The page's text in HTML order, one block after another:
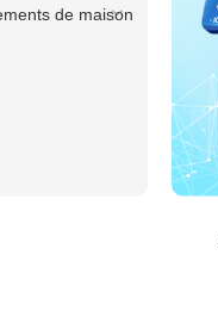
de maison